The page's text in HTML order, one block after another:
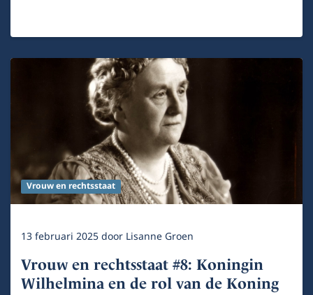
Vrouw en rechtsstaat
13 februari 2025door Lisanne Groen
Vrouw en rechtsstaat #8: Koningin
Wilhelmina en de rol van de Koning